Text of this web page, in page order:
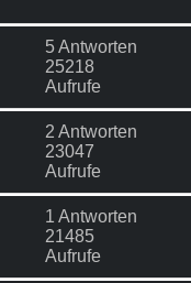
5 Antworten
25218
Aufrufe
2 Antworten
23047
Aufrufe
1 Antworten
21485
Aufrufe